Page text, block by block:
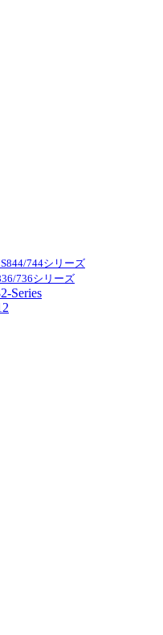
744シリーズ
736シリーズ
Series